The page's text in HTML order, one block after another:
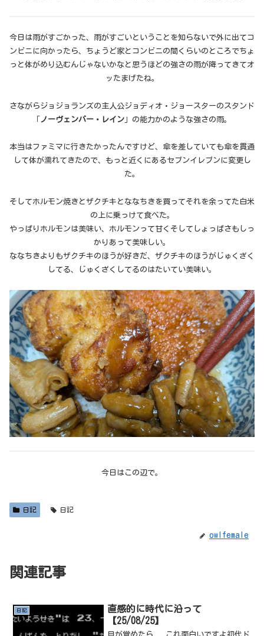
今日は雨がすごかった、雨がすごいということを知らないで外に出てコ
ンビニに向かったら、ちょうど家とコンビニの間くらいのところでちょ
っと体がめり込むんじゃないかなと思うほどの強さの雨が降ってきてオ
ッたまげたね。
さながらジョジョランズの主人公ジョディオ・ジョースターのスタンド
ノーヴェンバー・レイン 」の能力かのような強さの雨。
本当はファミマに行きたかったんですけど、傘を差していても傘を貫通
して体が濡れてきたので、もっと近くにあるセブンイレブンに変更し
た。
そしてホルモン焼きとザクチキとななちきを買ってそれを余ってた白米
の上に乗っけて食べた。
やっぱりホルモンは美味い、ホルモンって甘くそしてしょっぱさもしっ
かりあって美味しい。
ななちきよりもザクチキのほうが好きだ、ザクチキのほうがじゅくざく
してる、じゅくざくしてるのはたいてい美味い。
今日はこの辺で。
日記 日記
owlfemale
関連記事
日記
直感的に時代に沿って
【25/08/25】